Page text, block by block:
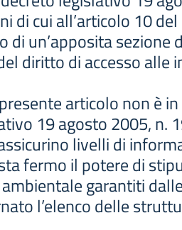
di cui all’articolo 10
di un’apposita
diritto di accesso
articolo non è
19 agosto 2005,
livelli di
fermo il potere di
garantiti
l’elenco delle